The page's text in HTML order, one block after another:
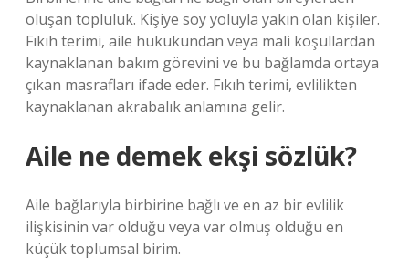
oluşan topluluk. Kişiye soy yoluyla yakın olan kişiler.
Fıkıh terimi, aile hukukundan veya mali koşullardan
kaynaklanan bakım görevini ve bu bağlamda ortaya
çıkan masrafları ifade eder. Fıkıh terimi, evlilikten
kaynaklanan akrabalık anlamına gelir.
Aile ne demek ekşi sözlük?
Aile bağlarıyla birbirine bağlı ve en az bir evlilik
ilişkisinin var olduğu veya var olmuş olduğu en
küçük toplumsal birim.